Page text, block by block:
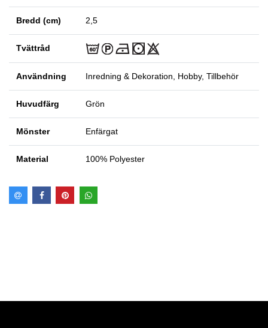
Bredd (cm) 2,5
Tvättråd
Användning Inredning & Dekoration, Hobby, Tillbehör
Huvudfärg Grön
Mönster Enfärgat
Material 100% Polyester